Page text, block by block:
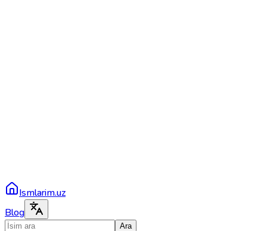
Ismlarim.uz
Blog
Ara